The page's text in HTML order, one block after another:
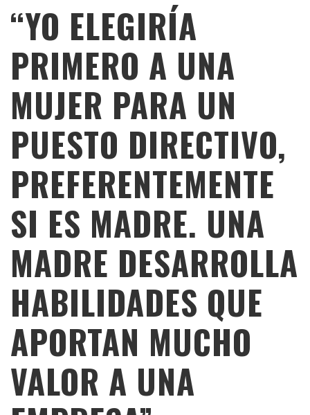
“YO ELEGIRÍA
PRIMERO A UNA
MUJER PARA UN
PUESTO DIRECTIVO,
PREFERENTEMENTE
SI ES MADRE. UNA
MADRE DESARROLLA
HABILIDADES QUE
APORTAN MUCHO
VALOR A UNA